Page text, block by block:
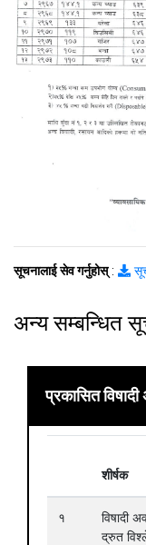
सूचनालाई सेव गर्नुहोस्:
अन्य सम्बन्धित
प्रकासित
शीर्षक
१
विषादी
द्रुत